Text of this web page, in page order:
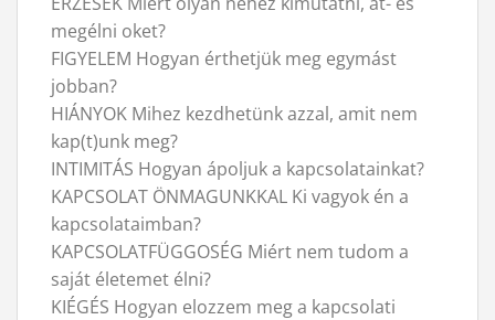
megélni oket?
FIGYELEM Hogyan érthetjük meg egymást
jobban?
HIÁNYOK Mihez kezdhetünk azzal, amit nem
kap(t)unk meg?
INTIMITÁS Hogyan ápoljuk a kapcsolatainkat?
KAPCSOLAT ÖNMAGUNKKAL Ki vagyok én a
kapcsolataimban?
KAPCSOLATFÜGGOSÉG Miért nem tudom a
saját életemet élni?
KIÉGÉS Hogyan elozzem meg a kapcsolati